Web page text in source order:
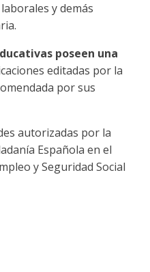
y demás
poseen una
editadas por la
por sus
autorizadas por la
Española en el
y Seguridad Social